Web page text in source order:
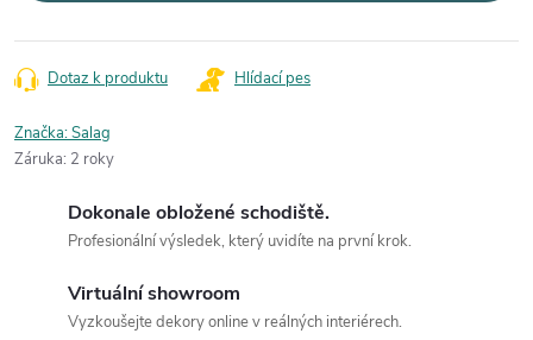
Dotaz k produktu Hlídací pes
Značka:Salag
Záruka: 2 roky
Dokonale obložené schodiště.
Profesionální výsledek, který uvidíte na první krok.
Virtuální showroom
Vyzkoušejte dekory online v reálných interiérech.